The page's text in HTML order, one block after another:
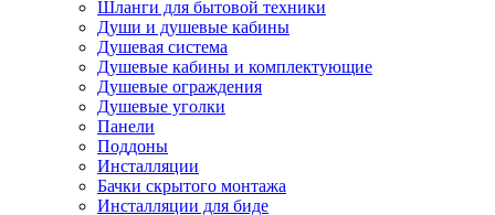
Шланги для бытовой техники
Души и душевые кабины
Душевая система
Душевые кабины и комплектующие
Душевые ограждения
Душевые уголки
Панели
Поддоны
Инсталляции
Бачки скрытого монтажа
Инсталляции для биде